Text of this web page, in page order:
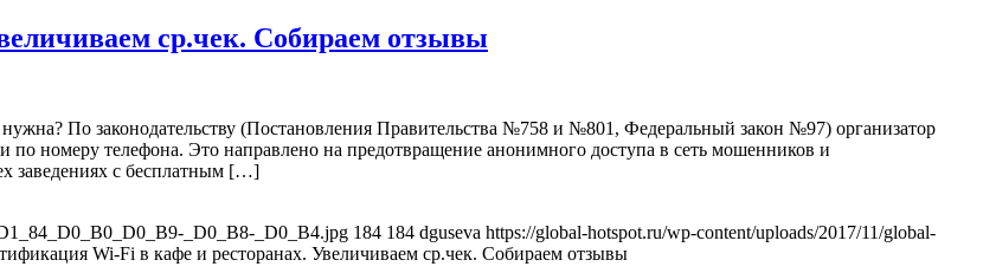
ср.чек. Собираем отзывы
По законодательству (Постановления Правительства №758 и №801, Федеральный закон №97) организатор
по номеру телефона. Это направлено на предотвращение анонимного доступа в сеть мошенников и
заведениях с бесплатным […]
_D0_B8-_D0_B4.jpg 184 184 dguseva https://global-hotspot.ru/wp-content/uploads/2017/11/global-
Wi-Fi в кафе и ресторанах. Увеличиваем ср.чек. Собираем отзывы